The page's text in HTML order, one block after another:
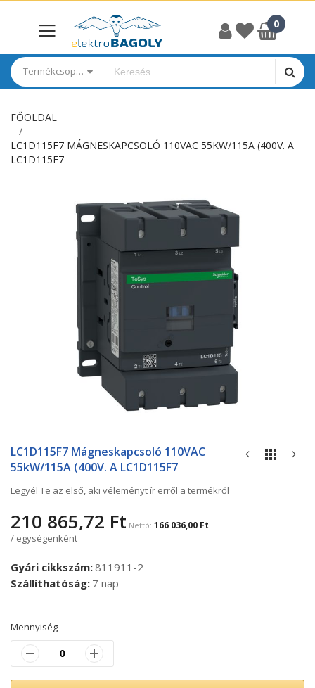
Termékcsoportok
FŐOLDAL
LC1D115F7 MÁGNESKAPCSOLÓ 110VAC 55KW/115A (400V. A
LC1D115F7
a
képgaléria
LC1D115F7 Mágneskapcsoló 110VAC
55kW/115A (400V. A LC1D115F7
Legyél Te az első, aki véleményt ír erről a termékről
210 865,72 Ft 166 036,00 Ft
/ egységenként
Gyári cikkszám 811911-2
Szállíthatóság 7 nap
Mennyiség